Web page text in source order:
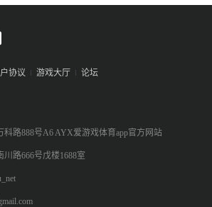
协议 游戏大厅 论坛
路888号A6 AYX爱游戏体育app官方网站
路666号戊楼1688室